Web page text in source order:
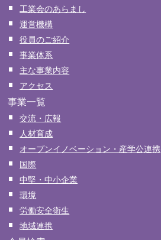
工業会のあらまし
運営機構
役員のご紹介
事業体系
主な事業内容
アクセス
事業一覧
交流・広報
人材育成
オープンイノベーション・産学公連携
国際
中堅・中小企業
環境
労働安全衛生
地域連携